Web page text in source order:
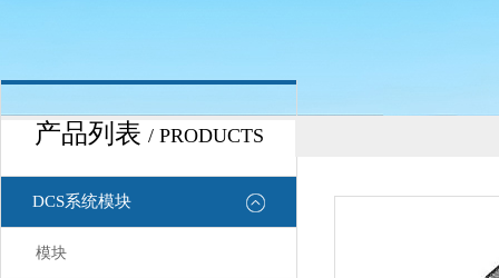
产品列表 / PRODUCTS
DCS系统模块
模块